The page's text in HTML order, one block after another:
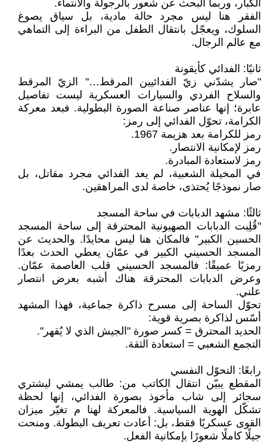
الكبار، وربما البحث عن شعور بالرجولة والانتماء.
الفقر هنا ليس مجرد حالة مادية، بل سياق يصوغ
السلوك، ويعجّل بانتقال الطفل من البراءة إلى التماهي
مع عالم الرجال.
ثانيًا: الفدائي كأيقونة
"صار يشدّني زيّ الفدائيين المرقط…" الزيّ المرقط
والسلاح الفردي والسيارات العسكرية ليست تفاصيل
عابرة؛ إنها عناصر صناعة الصورة البطولية. فبعد معركة
الكرامة، تحوّل الفدائي إلى رمز:
رمز للكرامة بعد هزيمة 1967.
رمز لإمكانية الانتصار.
رمز لاستعادة المبادرة.
في المخيلة الشعبية، لم يعد الفدائي مجرد مقاتل، بل
صار نموذجًا يُحتذى، خاصة لدى المراهقين.
ثالثًا: مشهد الدبابات في ساحة المسجد
"قُلِبت الدبابات الصهيونية المحترقة إلى ساحة المسجد
الحسين الكبير" فالمكان هنا ليس محايدًا. والحديث عن
المسجد الحسيني الكبير في عمّان يعطي الحدث بعدًا
رمزيًا عميقًا: فالمسجد الحسيني قلب العاصمة عمّان.
وعرض الدبابات المحترقة هناك أشبه بعرض انتصار
علني.
تحوّل الساحة إلى مسرح ذاكرة جماعية، فهذا المشهد
أسّس لذاكرة بصرية قوية:
الحديد المحترق = كسر صورة "الجيش الذي لا يُقهر".
التجمع الشعبي = استعادة الثقة.
رابعًا: التحوّل النفسي
المقطع يبيّن انتقال الكاتب من: طالب يمشي ليشتري
سجائر إلى شاب مأخوذ بصورة الفدائي، إنها لحظة
تشكّل الهوية السياسية. فالمعركة لهنا م تغيّر ميزان
القوى عسكريًا فقط، بل: أعادت تعريف البطولة. ومنحت
جيلًا كاملًا شعورًا بإمكانية الفعل.